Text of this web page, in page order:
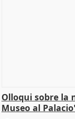
Olloqui sobre la
Museo al Palacio'